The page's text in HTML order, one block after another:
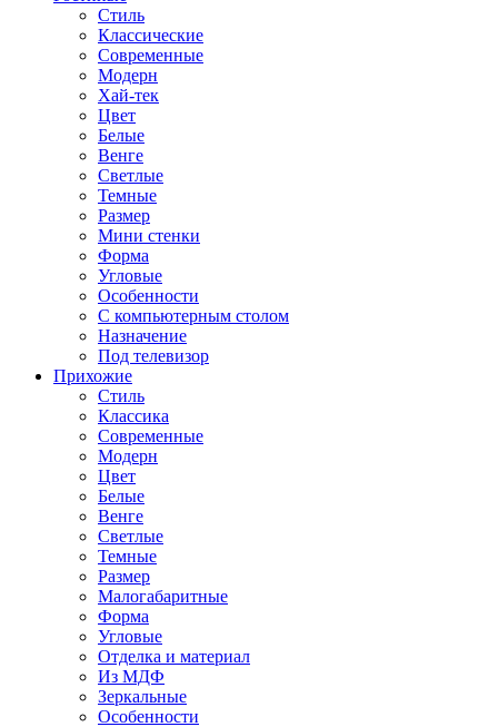
Стиль
Классические
Современные
Модерн
Хай-тек
Цвет
Белые
Венге
Светлые
Темные
Размер
Мини стенки
Форма
Угловые
Особенности
С компьютерным столом
Назначение
Под телевизор
Прихожие
Стиль
Классика
Современные
Модерн
Цвет
Белые
Венге
Светлые
Темные
Размер
Малогабаритные
Форма
Угловые
Отделка и материал
Из МДФ
Зеркальные
Особенности